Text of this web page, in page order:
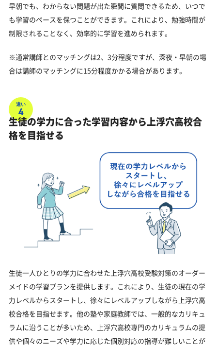
早朝でも、わからない問題が出た瞬間に質問できるため、いつで
も学習のペースを保つことができます。これにより、勉強時間が
制限されることなく、効率的に学習を進められます。
※通常講師とのマッチングは2、3分程度ですが、深夜・早朝の場
合は講師のマッチングに15分程度かかる場合があります。
違い
4
生徒の学力に合った学習内容から上浮穴高校合
格を目指せる
生徒一人ひとりの学力に合わせた上浮穴高校受験対策のオーダー
メイドの学習プランを提供します。これにより、生徒の現在の学
力レベルからスタートし、徐々にレベルアップしながら上浮穴高
校合格を目指せます。他の塾や家庭教師では、一般的なカリキュ
ラムに沿うことが多いため、上浮穴高校専門のカリキュラムの提
供や個々のニーズや学力に応じた個別対応の指導が難しいことが